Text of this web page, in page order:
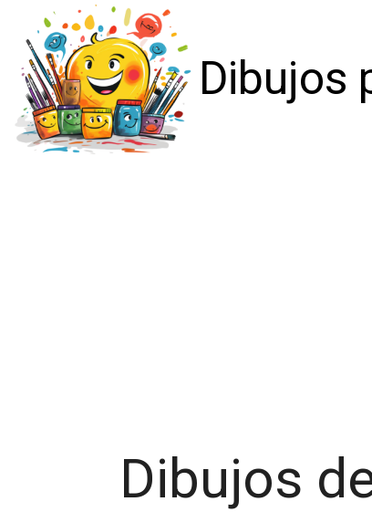
Dibujos
Dibujos